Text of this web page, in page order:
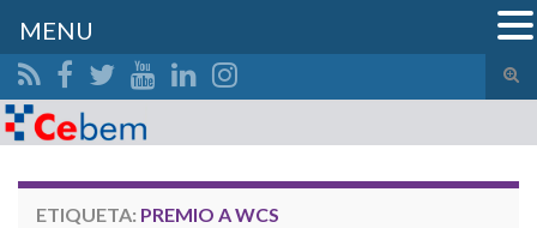
el
Search for:
ETIQUETA: PREMIO A WCS
MENU